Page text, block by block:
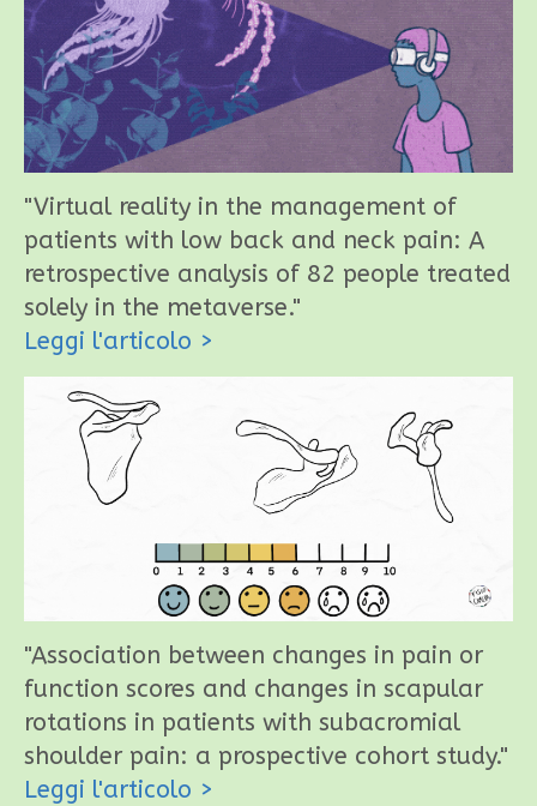
"Virtual reality in the management of
patients with low back and neck pain: A
retrospective analysis of 82 people treated
solely in the metaverse."
Leggi l'articolo >
"Association between changes in pain or
function scores and changes in scapular
rotations in patients with subacromial
shoulder pain: a prospective cohort study."
Leggi l'articolo >